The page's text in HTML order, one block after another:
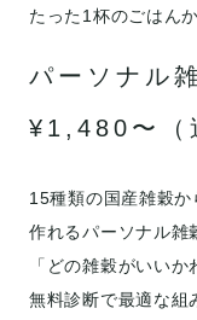
たった1杯のごはんか
パーソナル
¥1,480〜（
15種類の国産雑穀
作れるパーソナル雑
「どの雑穀がいい
無料診断で最適な組